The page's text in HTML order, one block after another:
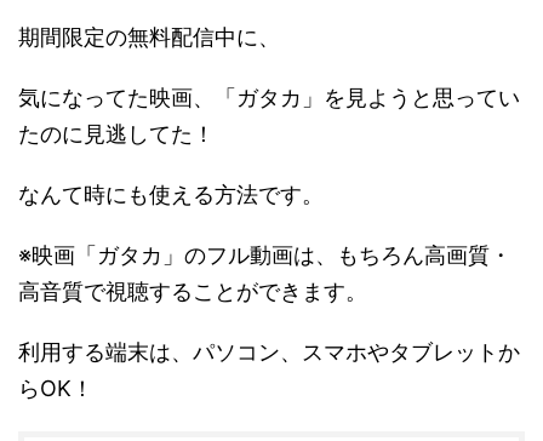
期間限定の無料配信中に、
気になってた映画、「ガタカ」を見ようと思ってい
たのに見逃してた！
なんて時にも使える方法です。
※映画「ガタカ」のフル動画は、もちろん高画質・
高音質で視聴することができます。
利用する端末は、パソコン、スマホやタブレットか
らOK！